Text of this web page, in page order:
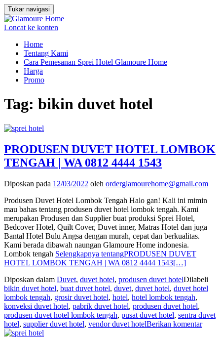
Tukar navigasi
Loncat ke konten
Home
Tentang Kami
Cara Pemesanan Sprei Hotel Glamoure Home
Harga
Promo
Tag: bikin duvet hotel
PRODUSEN DUVET HOTEL LOMBOK
TENGAH | WA 0812 4444 1543
Diposkan pada 12/03/2022 oleh orderglamourehome@gmail.com
Produsen Duvet Hotel Lombok Tengah Halo gan! Kali ini mimin
mau bahas tentang produsen duvet hotel lombok tengah. Kami
merupakan Produsen dan Supplier buat produksi Sprei Hotel,
Bedcover Hotel, Quilt Cover, Duvet inner, Matras Hotel dan juga
Bantal Hotel Bulu Angsa dengan murah, cepat dan berkualitas.
Kami berada dibawah naungan Glamoure Home indonesia.
Lombok tengah Selengkapnya tentangPRODUSEN DUVET
HOTEL LOMBOK TENGAH | WA 0812 4444 1543[…]
Diposkan dalam Duvet, duvet hotel, produsen duvet hotelDilabeli
bikin duvet hotel, buat duvet hotel, duvet, duvet hotel, duvet hotel
lombok tengah, grosir duvet hotel, hotel, hotel lombok tengah,
konveksi duvet hotel, pabrik duvet hotel, produsen duvet hotel,
produsen duvet hotel lombok tengah, pusat duvet hotel, sentra duvet
hotel, supplier duvet hotel, vendor duvet hotelBerikan komentar